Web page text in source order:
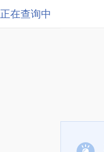
正在查询中